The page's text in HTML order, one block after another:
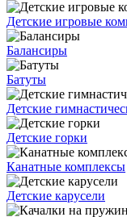
Детские игровые
Балансиры
Батуты
Детские
Детские горки
Канатные комплексы
Детские карусели